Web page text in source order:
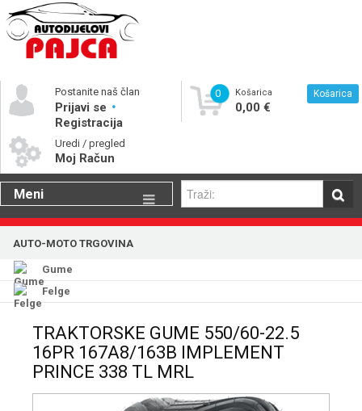
Postanite naš član
Prijavi se
Registracija
Uredi / pregled
Moj Račun
0 Košarica
0,00 €
Košarica
Meni
Gume
Katalog rezervnih dijelova
AUTO-MOTO TRGOVINA
Gume
Felge
TRAKTORSKE GUME 550/60-22.5
16PR 167A8/163B IMPLEMENT
PRINCE 338 TL MRL